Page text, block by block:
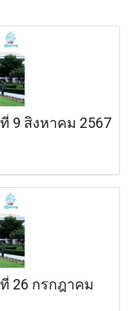
9 สิงหาคม 2567
26 กรกฎาคม